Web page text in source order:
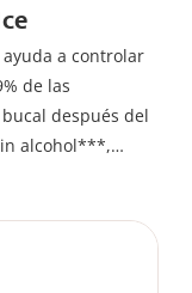
ayuda a controlar
de las
después del
alcohol***,